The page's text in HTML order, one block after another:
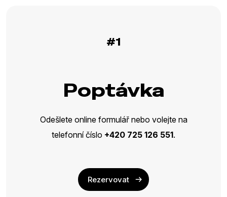
#1
Poptávka
Odešlete online formulář nebo volejte na
telefonní číslo +420 725 126 551.
Rezervovat